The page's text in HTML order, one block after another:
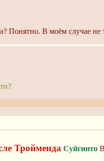
Понятно. В моём случае не
Тройменда Суйгинто